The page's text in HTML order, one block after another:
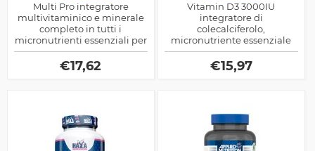
Multi Pro integratore
multivitaminico e minerale
completo in tutti i
micronutrienti essenziali per
il corpo, ideale per aiutare il
metabolismo a svolgere le
sue numerose funzioni
€17,62
Vitamin D3 3000IU
integratore di
colecalciferolo,
micronutriente essenziale
che si occupa di
determinare l'assorbimento
del calcio ed anche un
€15,97